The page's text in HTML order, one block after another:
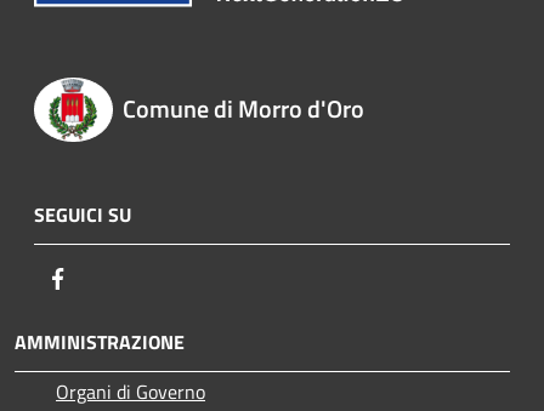
Comune di Morro d'Oro
SEGUICI SU
AMMINISTRAZIONE
Organi di Governo